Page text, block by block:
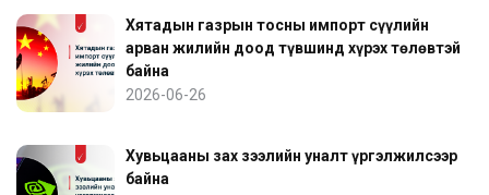
Хятадын газрын тосны импорт сүүлийн
арван жилийн доод түвшинд хүрэх төлөвтэй
байна
2026-06-26
Хувьцааны зах зээлийн уналт үргэлжилсээр
байна